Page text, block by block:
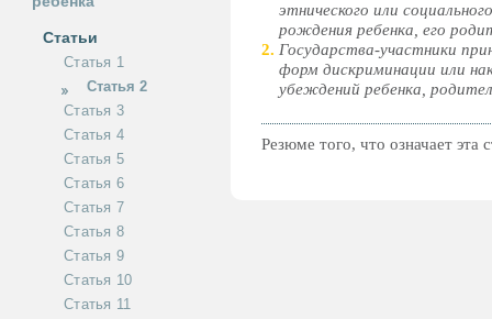
этнического или
рождения ребенка, его
Государства-участники
форм дискриминации или
убеждений ребенка,
Резюме того, что означает эта
Статьи
Статья 1
Статья 2
Статья 3
Статья 4
Статья 5
Статья 6
Статья 7
Статья 8
Статья 9
Статья 10
Статья 11